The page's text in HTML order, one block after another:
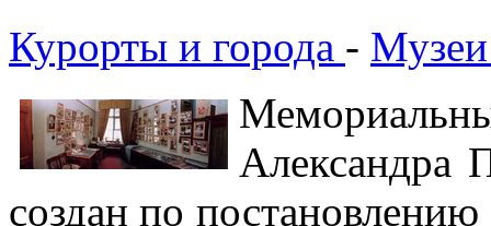
Курорты и города -
Александра
создан по